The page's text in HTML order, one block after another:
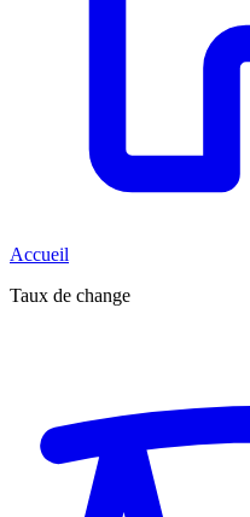
Accueil
Taux de change